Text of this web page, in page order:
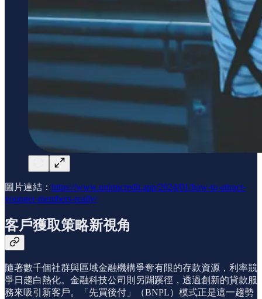
圖片連結： https://www.unioncredit.app/2024/01/how-to-attract-
younger-members-really/
客戶獲取策略新視角
隨著數千個社群與區域金融機構爭奪有限的存款資源，利率競
爭日趨白熱化。金融科技公司則另闢蹊徑，透過創新的貸款服
務來吸引新客戶。「先買後付」（BNPL）模式正是這一趨勢